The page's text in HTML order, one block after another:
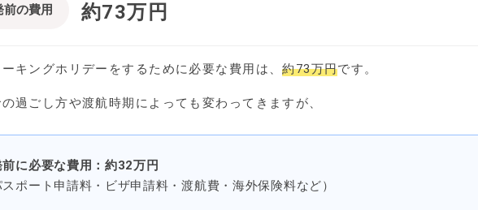
前の費用 約73万円
キングホリデーをするために必要な費用は、約73万円です。
過ごし方や渡航時期によっても変わってきますが、
前に必要な費用：約32万円
スポート申請料・ビザ申請料・渡航費・海外保険料など）